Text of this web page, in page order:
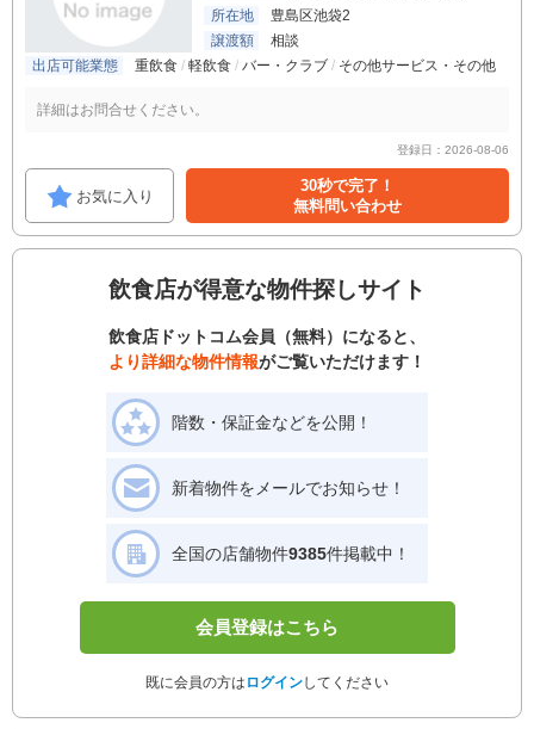
所在地
豊島区池袋2
譲渡額
相談
出店可能業態
重飲食 軽飲食 バー・クラブ その他サービス・その他
詳細はお問合せください。
登録日：2026-08-06
お気に入り
30秒で完了！
無料問い合わせ
飲食店が得意な物件探しサイト
飲食店ドットコム会員（無料）になると、
より詳細な物件情報がご覧いただけます！
階数・保証金などを公開！
新着物件をメールでお知らせ！
全国の店舗物件9385件掲載中！
会員登録はこちら
既に会員の方は ログインしてください